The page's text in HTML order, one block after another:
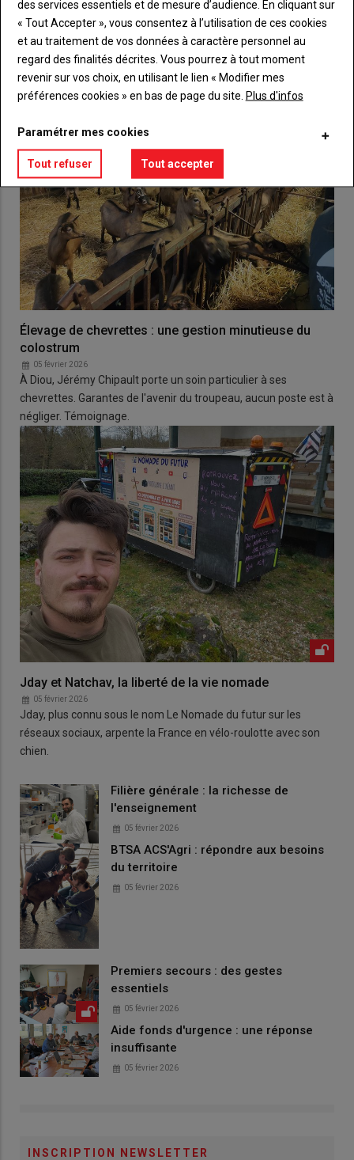
VOUS AIMEREZ AUSSI
Élevage de chevrettes : une gestion minutieuse du
colostrum
05 février 2026
À Diou, Jérémy Chipault porte un soin particulier à ses
chevrettes. Garantes de l'avenir du troupeau, aucun poste est à
négliger. Témoignage.
Jday et Natchav, la liberté de la vie nomade
05 février 2026
Jday, plus connu sous le nom Le Nomade du futur sur les
réseaux sociaux, arpente la France en vélo-roulotte avec son
chien.
Filière générale : la richesse de
l'enseignement
05 février 2026
BTSA ACS'Agri : répondre aux besoins
du territoire
05 février 2026
Premiers secours : des gestes
essentiels
05 février 2026
Aide fonds d'urgence : une réponse
insuffisante
05 février 2026
INSCRIPTION NEWSLETTER
des services essentiels et de mesure d’audience. En cliquant sur
« Tout Accepter », vous consentez à l’utilisation de ces cookies
et au traitement de vos données à caractère personnel au
regard des finalités décrites. Vous pourrez à tout moment
revenir sur vos choix, en utilisant le lien « Modifier mes
préférences cookies » en bas de page du site. Plus d'infos
Paramétrer mes cookies
Tout refuser Tout accepter